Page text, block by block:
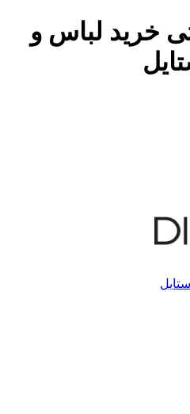
خرید لباس و